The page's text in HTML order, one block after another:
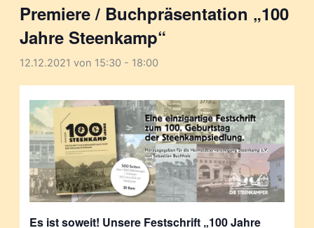
Premiere / Buchpräsentation „100
Jahre Steenkamp“
12.12.2021 von 15:30- 18:00
Es ist soweit! Unsere Festschrift „100 Jahre